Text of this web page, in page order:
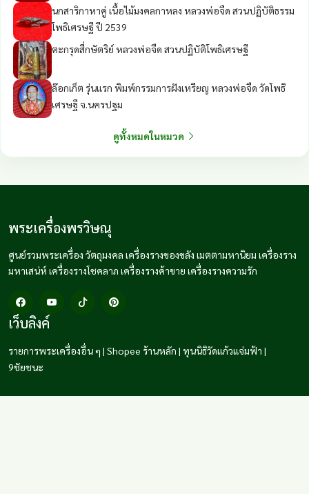
นกสาริกาหาคู่ เนื้อไม้มงคลกาหลง หลวงพ่อจืด สวนปฏิบัติธรรม
โพธิเศรษฐี ปี 2539
ตะกรุดสี่กษัตริย์ หลวงพ่อจืด สวนปฏิบัติโพธิเศรษฐี
ล๊อกเก็ต รุ่นแรก พิมพ์กรรมการฝังเหรียญ หลวงพ่อจืด วัดโพธิ
เศรษฐี จ.นครปฐม
ดูทั้งหมดในหมวด
พระเครื่องพรวิษณุ
ศูนย์รวมพระเครื่อง วัตถุมงคล เครื่องรางของขลัง เมตตามหานิยม เครื่องราง
มหาเสน่ห์ เครื่องรางโชคลาภ เครื่องรางค้าขาย เครื่องรางความรัก
เว็บลิงค์
รายการพระเครื่องอื่น ๆ | Shopee ร้านหลัก | ทุนนิธิวัดแก้วแจ่มฟ้า |
9ชัยชนะ